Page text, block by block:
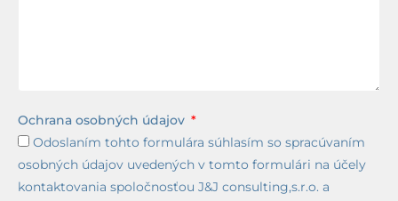
Ochrana osobných údajov
Odoslaním tohto formulára súhlasím so spracúvaním
osobných údajov uvedených v tomto formulári na účely
kontaktovania spoločnosťou J&J consulting,s.r.o. a